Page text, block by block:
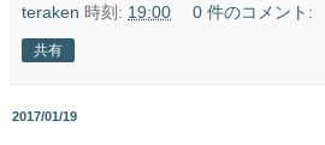
teraken 時刻: 19:00 0 件のコメント:
共有
2017/01/19